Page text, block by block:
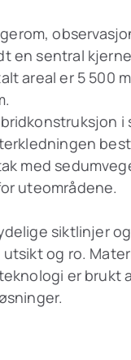
en sentral
areal er 5 500
med
uteområdene.
siktlinjer
og ro.
er brukt